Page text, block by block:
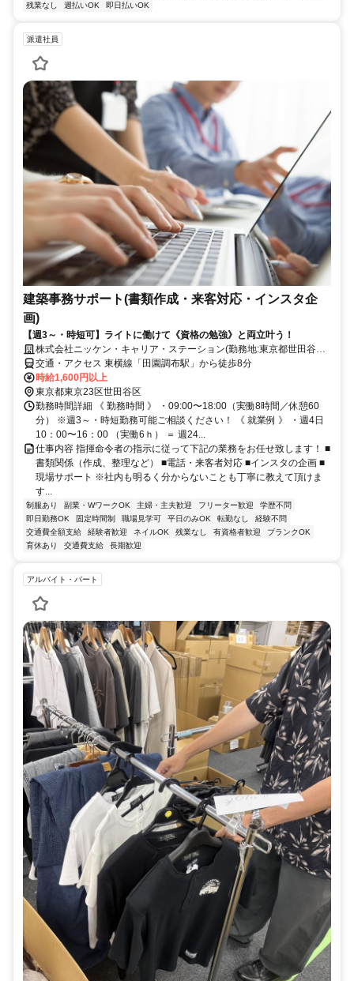
残業なし
週払いOK 即日払いOK
派遣社員
建築事務サポート(書類作成・来客対応・インスタ企
画)
【週3～・時短可】ライトに働けて《資格の勉強》と両立叶う！
株式会社ニッケン・キャリア・ステーション(勤務地:東京都世田谷区)
(お仕事No.42026)
交通・アクセス 東横線「田園調布駅」から徒歩8分
時給1,600円以上
東京都東京23区世田谷区
勤務時間詳細 《 勤務時間 》 ・09:00〜18:00（実働8時間／休憩60
分） ※週3～・時短勤務可能ご相談ください！ 《 就業例 》 ・週4日
10：00〜16：00 （実働6ｈ） ＝ 週24...
仕事内容 指揮命令者の指示に従って下記の業務をお任せ致します！ ■
書類関係（作成、整理など） ■電話・来客者対応 ■インスタの企画 ■
現場サポート ※社内も明るく分からないことも丁寧に教えて頂けま
す...
制服あり 副業・WワークOK 主婦・主夫歓迎 フリーター歓迎
学歴不問
即日勤務OK
固定時間制 職場見学可 平日のみOK 転勤なし
経験不問
交通費全額支給
経験者歓迎 ネイルOK 残業なし 有資格者歓迎
ブランクOK
育休あり
交通費支給 長期歓迎
アルバイト・パート